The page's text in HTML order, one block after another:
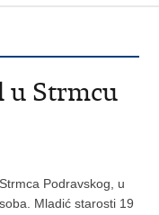
u Strmcu
Podravskog, u
Mladić starosti 19